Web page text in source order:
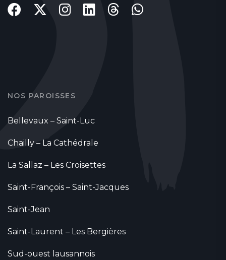
NOS PAROISSES
Bellevaux – Saint-Luc
Chailly – La Cathédrale
La Sallaz – Les Croisettes
Saint-François – Saint-Jacques
Saint-Jean
Saint-Laurent – Les Bergières
Sud-ouest lausannois